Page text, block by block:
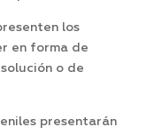
los
en forma de
o de
presentarán